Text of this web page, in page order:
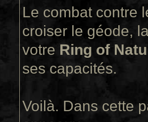
Le combat contre
croiser le géode,
votre Ring of
ses capacités.
Voilà. Dans cette